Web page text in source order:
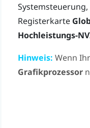
Registerkarte
Hochleistungs-
Hinweis: Wenn
Grafikprozessor